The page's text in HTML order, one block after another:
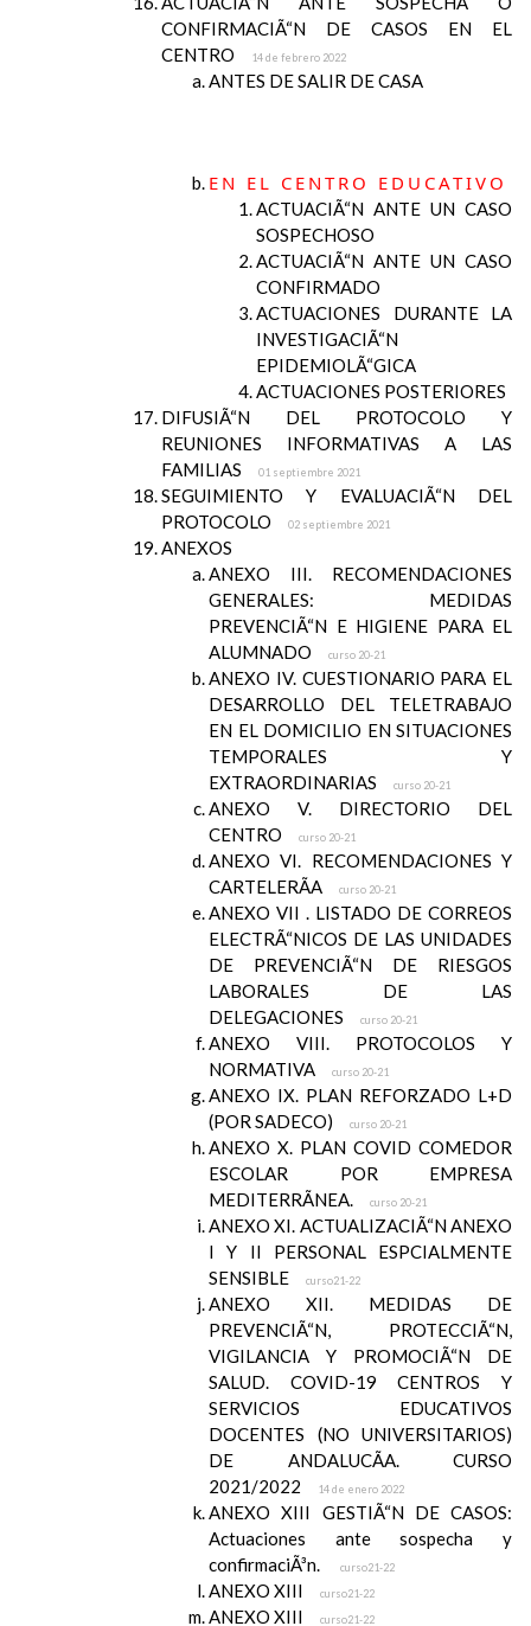
CONFIRMACIÃ“N DE CASOS EN EL
CENTRO
14 de febrero 2022
ANTES DE SALIR DE CASA
EN EL CENTRO EDUCATIVO
ACTUACIÃ“N ANTE UN CASO
SOSPECHOSO
ACTUACIÃ“N ANTE UN CASO
CONFIRMADO
ACTUACIONES DURANTE LA
INVESTIGACIÃ“N
EPIDEMIOLÃ“GICA
ACTUACIONES POSTERIORES
DIFUSIÃ“N DEL PROTOCOLO Y
REUNIONES INFORMATIVAS A LAS
FAMILIAS
01 septiembre 2021
SEGUIMIENTO Y EVALUACIÃ“N DEL
PROTOCOLO
02 septiembre 2021
ANEXOS
ANEXO III. RECOMENDACIONES
GENERALES: MEDIDAS
PREVENCIÃ“N E HIGIENE PARA EL
ALUMNADO
curso 20-21
ANEXO IV. CUESTIONARIO PARA EL
DESARROLLO DEL TELETRABAJO
EN EL DOMICILIO EN SITUACIONES
TEMPORALES Y
EXTRAORDINARIAS
curso 20-21
ANEXO V. DIRECTORIO DEL
CENTRO
curso 20-21
ANEXO VI. RECOMENDACIONES Y
CARTELERÃA
curso 20-21
ANEXO VII . LISTADO DE CORREOS
ELECTRÃ“NICOS DE LAS UNIDADES
DE PREVENCIÃ“N DE RIESGOS
LABORALES DE LAS
DELEGACIONES
curso 20-21
ANEXO VIII. PROTOCOLOS Y
NORMATIVA
curso 20-21
ANEXO IX. PLAN REFORZADO L+D
(POR SADECO)
curso 20-21
ANEXO X. PLAN COVID COMEDOR
ESCOLAR POR EMPRESA
MEDITERRÃNEA.
curso 20-21
ANEXO XI. ACTUALIZACIÃ“N ANEXO
I Y II PERSONAL ESPCIALMENTE
SENSIBLE
curso21-22
ANEXO XII. MEDIDAS DE
PREVENCIÃ“N, PROTECCIÃ“N,
VIGILANCIA Y PROMOCIÃ“N DE
SALUD. COVID-19 CENTROS Y
SERVICIOS EDUCATIVOS
DOCENTES (NO UNIVERSITARIOS)
DE ANDALUCÃA. CURSO
2021/2022
14 de enero 2022
ANEXO XIII GESTIÃ“N DE CASOS:
Actuaciones ante sospecha y
confirmaciÃ³n.
curso21-22
ANEXO XIII curso21-22
ANEXO XIII curso21-22